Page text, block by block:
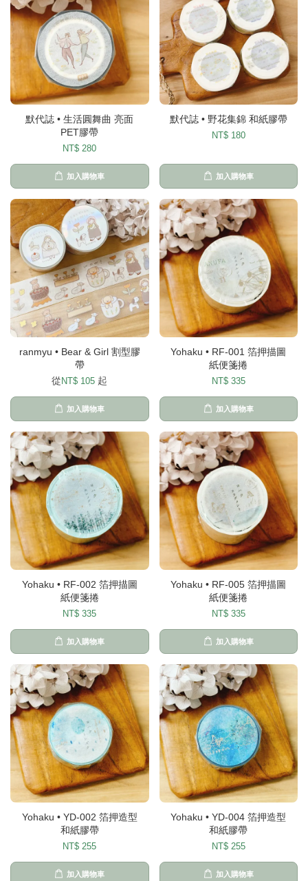
默代誌 • 生活圓舞曲 亮面
PET膠帶
NT$ 280
加入購物車
默代誌 • 野花集錦 和紙膠帶
NT$ 180
加入購物車
ranmyu • Bear & Girl 割型膠
帶
從 NT$ 105 起
加入購物車
Yohaku • RF-001 箔押描圖
紙便箋捲
NT$ 335
加入購物車
Yohaku • RF-002 箔押描圖
紙便箋捲
NT$ 335
加入購物車
Yohaku • RF-005 箔押描圖
紙便箋捲
NT$ 335
加入購物車
Yohaku • YD-002 箔押造型
和紙膠帶
NT$ 255
加入購物車
Yohaku • YD-004 箔押造型
和紙膠帶
NT$ 255
加入購物車